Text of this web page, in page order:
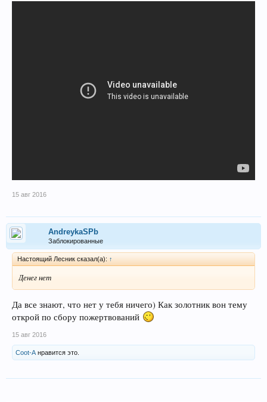
15 авг 2016
AndreykaSPb
Заблокированные
Настоящий Лесник сказал(а): ↑
Денег нет
Да все знают, что нет у тебя ничего) Как золотник вон тему
открой по сбору пожертвований
15 авг 2016
Coot-A нравится это.